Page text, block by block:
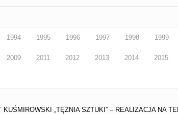
1994 1995 1996 1997 1998 1999
2009 2011 2012 2013 2014 2015
KUŚMIROWSKI „TĘŻNIA SZTUKI” – REALIZACJA NA